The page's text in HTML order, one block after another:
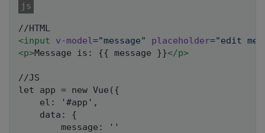
<input v-model ="message" placeholder="edit me
<p>Message is: {{ message }}</p>
//JS
let app = new Vue({
    el: '#app',
    data: {
        message: ''